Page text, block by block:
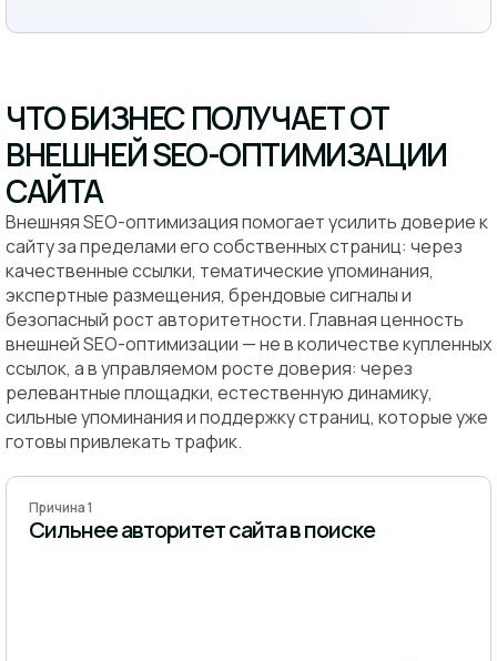
ЧТО БИЗНЕС ПОЛУЧАЕТ ОТ
ВНЕШНЕЙ SEO-ОПТИМИЗАЦИИ
САЙТА
Внешняя SEO-оптимизация помогает усилить доверие к
сайту за пределами его собственных страниц: через
качественные ссылки, тематические упоминания,
экспертные размещения, брендовые сигналы и
безопасный рост авторитетности. Главная ценность
внешней SEO-оптимизации — не в количестве купленных
ссылок, а в управляемом росте доверия: через
релевантные площадки, естественную динамику,
сильные упоминания и поддержку страниц, которые уже
готовы привлекать трафик.
Причина 1
Сильнее авторитет сайта в поиске